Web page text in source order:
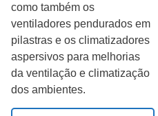
como também os
ventiladores pendurados em
pilastras e os climatizadores
aspersivos para melhorias
da ventilação e climatização
dos ambientes.